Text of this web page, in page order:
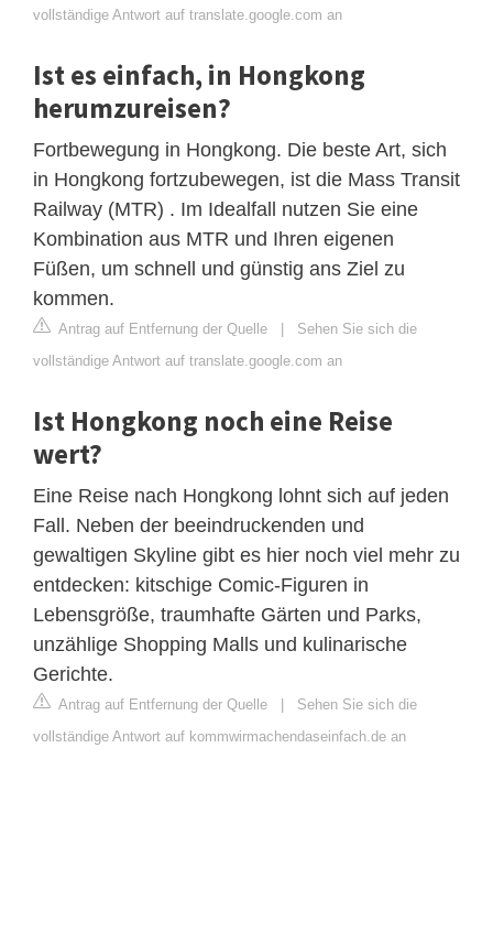
vollständige Antwort auf translate.google.com an
Ist es einfach, in Hongkong
herumzureisen?
Fortbewegung in Hongkong. Die beste Art, sich
in Hongkong fortzubewegen, ist die Mass Transit
Railway (MTR) . Im Idealfall nutzen Sie eine
Kombination aus MTR und Ihren eigenen
Füßen, um schnell und günstig ans Ziel zu
kommen.
Antrag auf Entfernung der Quelle
Sehen Sie sich die
vollständige Antwort auf translate.google.com an
Ist Hongkong noch eine Reise
wert?
Eine Reise nach Hongkong lohnt sich auf jeden
Fall. Neben der beeindruckenden und
gewaltigen Skyline gibt es hier noch viel mehr zu
entdecken: kitschige Comic-Figuren in
Lebensgröße, traumhafte Gärten und Parks,
unzählige Shopping Malls und kulinarische
Gerichte.
Antrag auf Entfernung der Quelle
Sehen Sie sich die
vollständige Antwort auf kommwirmachendaseinfach.de an